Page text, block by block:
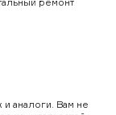
и аналоги. Вам не